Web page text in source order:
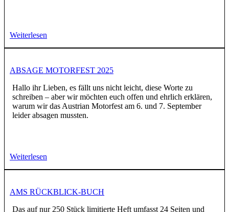
Weiterlesen
ABSAGE MOTORFEST 2025
Hallo ihr Lieben, es fällt uns nicht leicht, diese Worte zu
schreiben – aber wir möchten euch offen und ehrlich erklären,
warum wir das Austrian Motorfest am 6. und 7. September
leider absagen mussten.
Weiterlesen
AMS RÜCKBLICK-BUCH
Das auf nur 250 Stück limitierte Heft umfasst 24 Seiten und